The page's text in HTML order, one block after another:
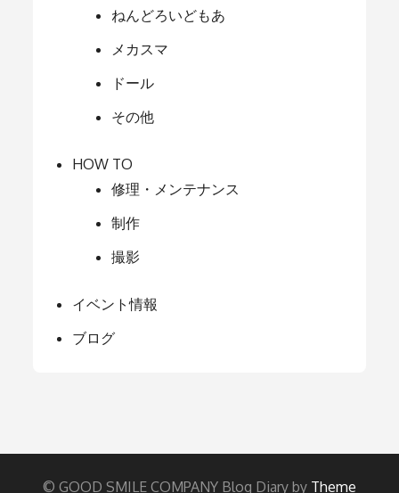
ねんどろいどもあ
メカスマ
ドール
その他
HOW TO
修理・メンテナンス
制作
撮影
イベント情報
ブログ
© GOOD SMILE COMPANY Blog Diary by Theme